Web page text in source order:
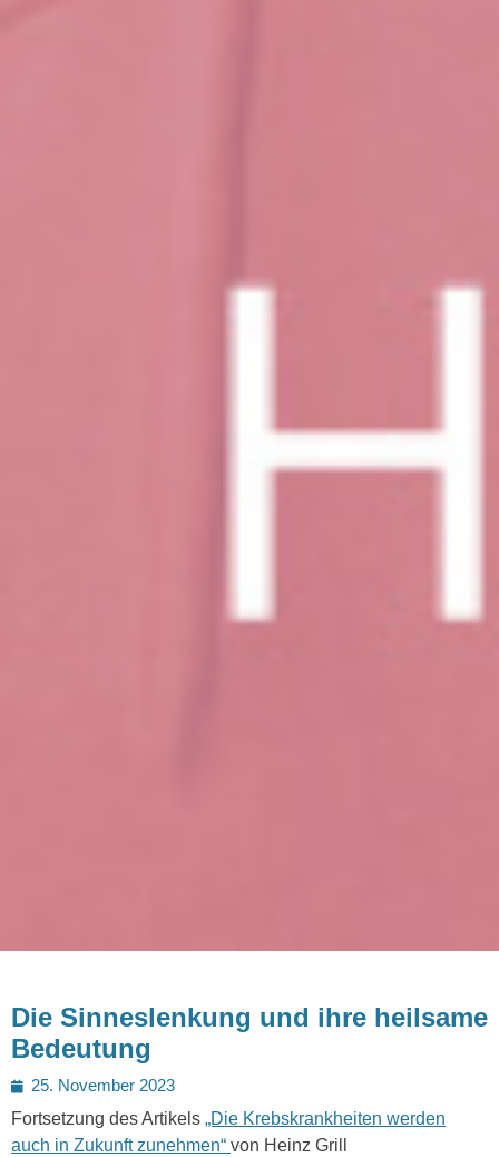
Die Sinneslenkung und ihre heilsame
Bedeutung
Posted
on
25. November 2023
Fortsetzung des Artikels „Die Krebskrankheiten werden
auch in Zukunft zunehmen“ von Heinz Grill